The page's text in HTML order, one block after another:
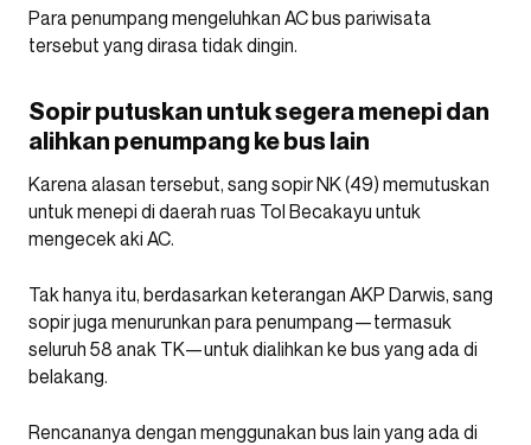
Para penumpang mengeluhkan AC bus pariwisata
tersebut yang dirasa tidak dingin.
Sopir putuskan untuk segera menepi dan
alihkan penumpang ke bus lain
Karena alasan tersebut, sang sopir NK (49) memutuskan
untuk menepi di daerah ruas Tol Becakayu untuk
mengecek aki AC.
Tak hanya itu, berdasarkan keterangan AKP Darwis, sang
sopir juga menurunkan para penumpang—termasuk
seluruh 58 anak TK—untuk dialihkan ke bus yang ada di
belakang.
Rencananya dengan menggunakan bus lain yang ada di